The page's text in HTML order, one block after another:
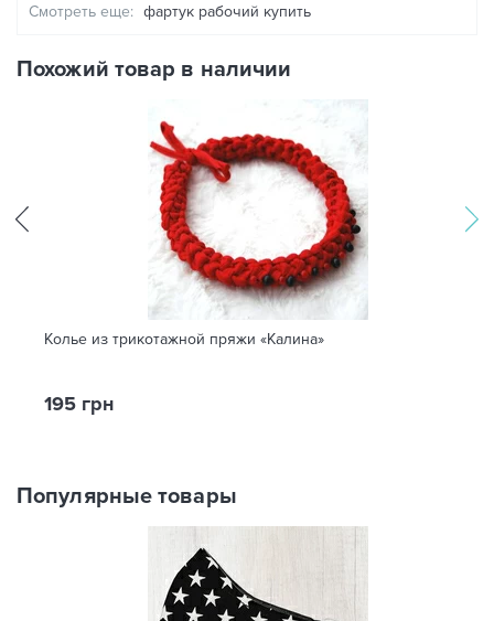
Смотреть еще: фартук рабочий купить
Похожий товар в наличии
Колье из трикотажной пряжи «Калина»
195 грн
Популярные товары